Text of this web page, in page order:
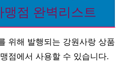
맹점 완벽리스트
위해 발행되는 강원사랑 상품
점에서 사용할 수 있습니다.